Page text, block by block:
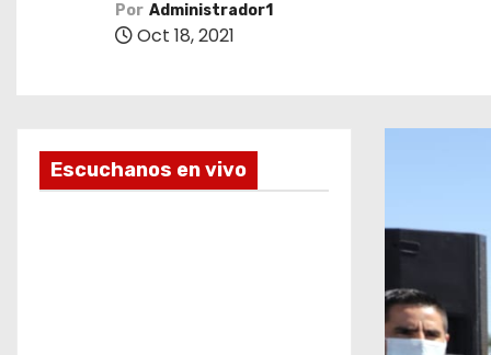
Por Administrador1
Oct 18, 2021
Escuchanos en vivo